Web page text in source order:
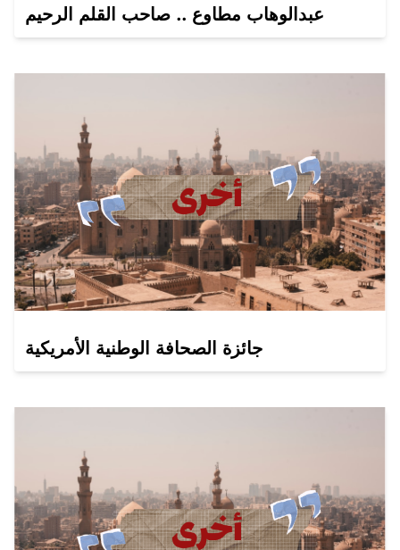
عبدالوهاب مطاوع .. صاحب القلم الرحيم
جائزة الصحافة الوطنية الأمريكية